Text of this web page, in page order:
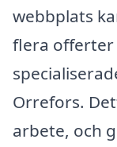
webbplats
flera
Orrefors.
arbete, och